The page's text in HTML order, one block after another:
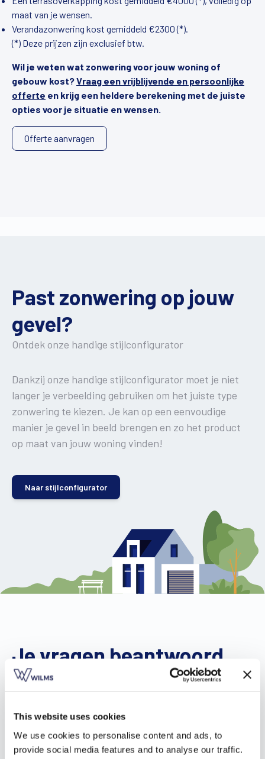
This website uses cookies
We use cookies to personalise content and ads, to
provide social media features and to analyse our traffic.
maat van je wensen.
Verandazonwering kost gemiddeld €2300 (*).
(*) Deze prijzen zijn exclusief btw.
Wil je weten wat zonwering voor jouw woning of
gebouw kost?Vraag een vrijblijvende en persoonlijke
offerte en krijg een heldere berekening met de juiste
opties voor je situatie en wensen.
Offerte aanvragen
Past zonwering op jouw
gevel?
Ontdek onze handige stijlconfigurator
Dankzij onze handige stijlconfigurator moet je niet
langer je verbeelding gebruiken om het juiste type
zonwering te kiezen. Je kan op een eenvoudige
manier je gevel in beeld brengen en zo het product
op maat van jouw woning vinden!
Naar stijlconfigurator
Je vragen beantwoord
door onze expert